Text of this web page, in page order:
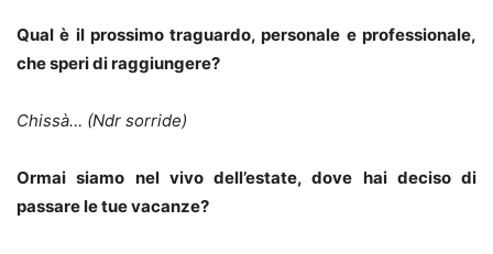
Qual è il prossimo traguardo, personale e professionale,
che speri di raggiungere?
Chissà… (Ndr sorride)
Ormai siamo nel vivo dell’estate, dove hai deciso di
passare le tue vacanze?